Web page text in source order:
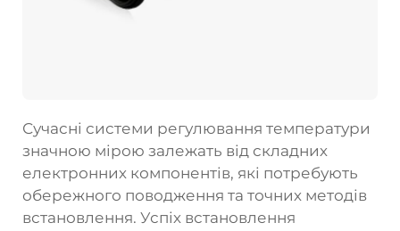
Сучасні системи регулювання температури
значною мірою залежать від складних
електронних компонентів, які потребують
обережного поводження та точних методів
встановлення. Успіх встановлення